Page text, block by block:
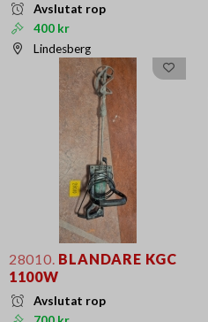
Avslutat rop
400 kr
Lindesberg
28010. BLANDARE KGC
1100W
Avslutat rop